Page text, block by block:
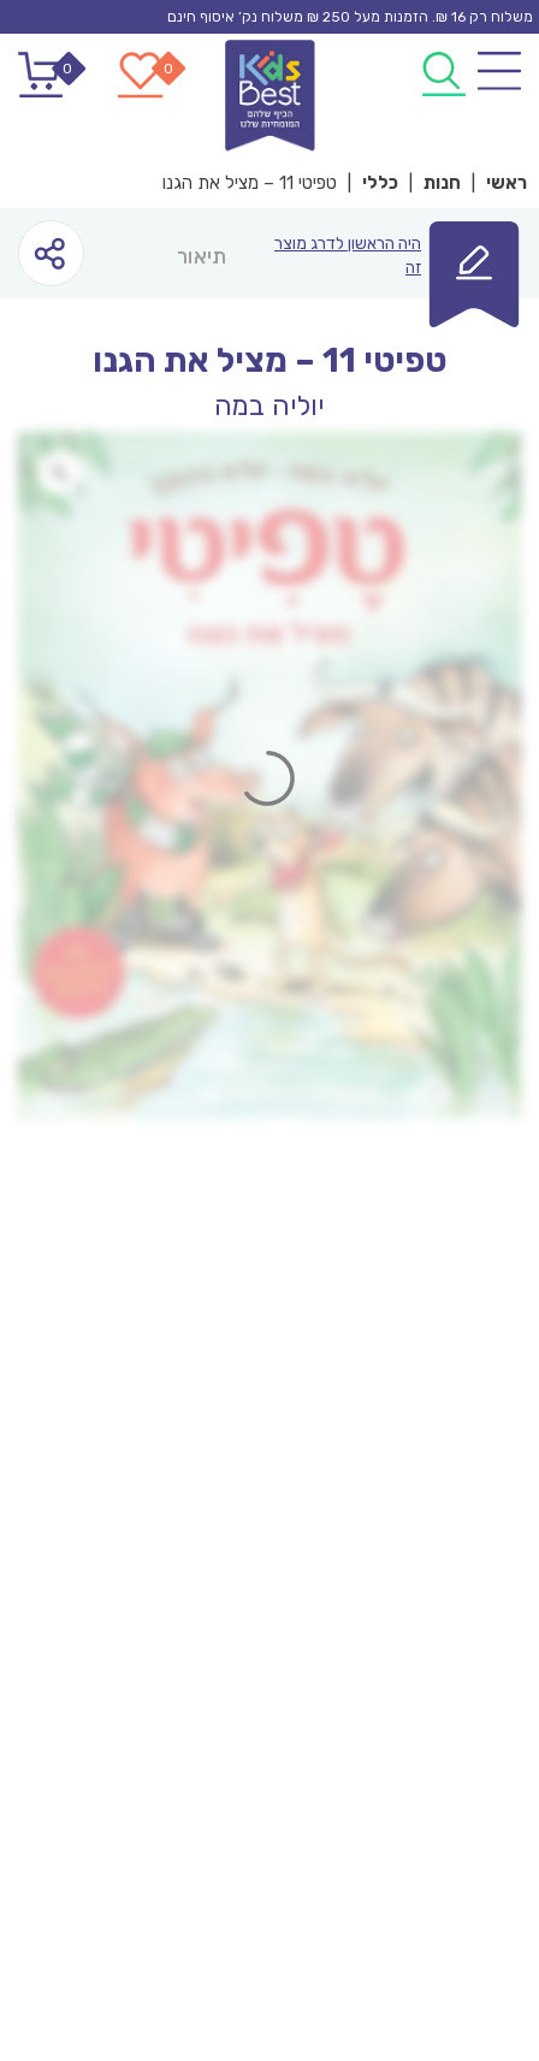
Skip
content
משלוח רק 16 ₪. הזמנות מעל 250 ₪ משלוח נק’ איסוף חינם
0
0
ראשי חנות כללי טפיטי 11 – מציל את הגנו
היה הראשון לדרג מוצר
זה
תיאור
טפיטי 11 – מציל את הגנו
יוליה במה